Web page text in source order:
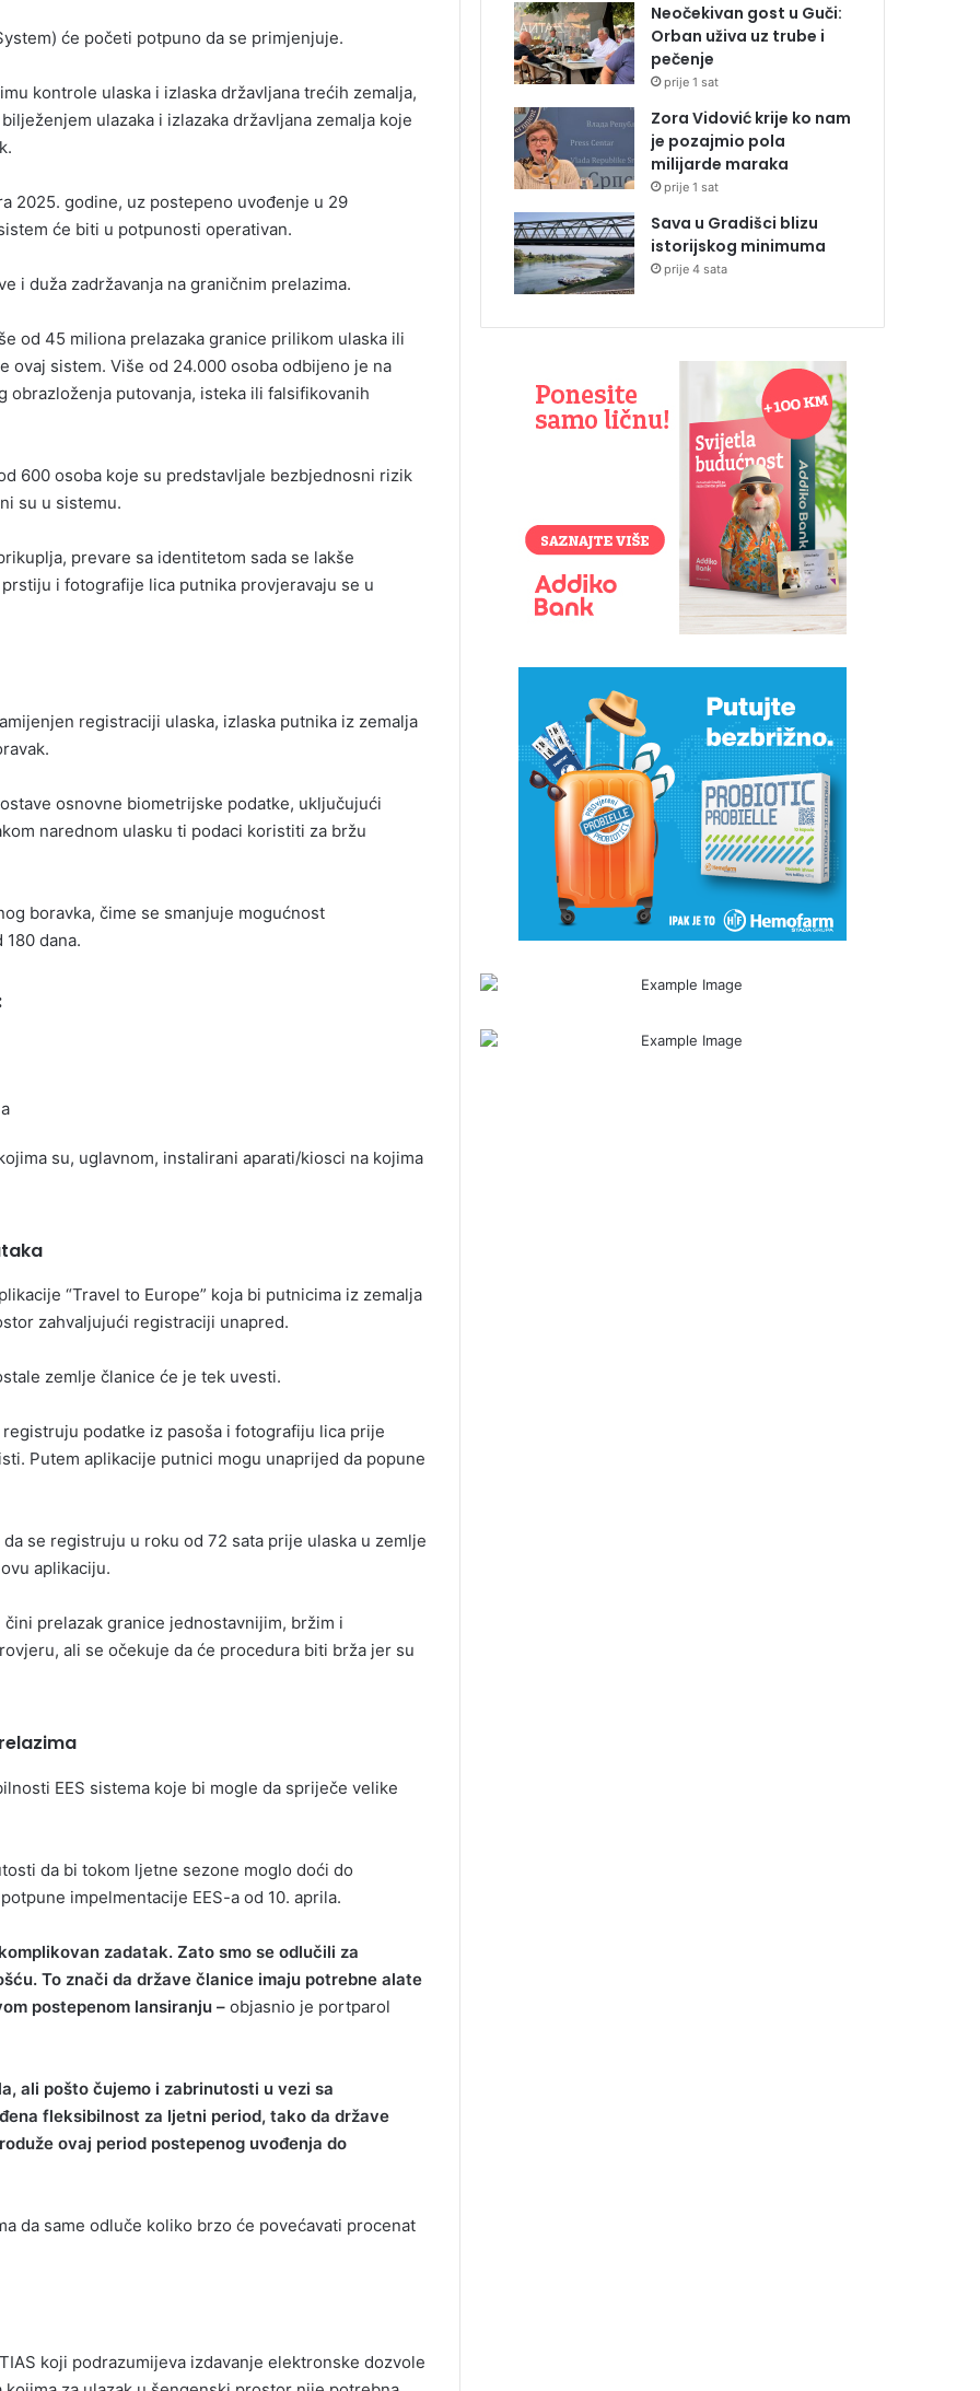
će početi potpuno da se primjenjuje.
kontrole ulaska i izlaska državljana trećih zemalja,
ulazaka i izlazaka državljana zemalja koje
2025. godine, uz postepeno uvođenje u 29
će biti u potpunosti operativan.
i duža zadržavanja na graničnim prelazima.
od 45 miliona prelazaka granice prilikom ulaska ili
ovaj sistem. Više od 24.000 osoba odbijeno je na
putovanja, isteka ili falsifikovanih
600 osoba koje su predstavljale bezbjednosni rizik
su u sistemu.
prevare sa identitetom sada se lakše
i fotografije lica putnika provjeravaju se u
registraciji ulaska, izlaska putnika iz zemalja
osnovne biometrijske podatke, uključujući
narednom ulasku ti podaci koristiti za bržu
boravka, čime se smanjuje mogućnost
dana.
su, uglavnom, instalirani aparati/kiosci na kojima
“Travel to Europe” koja bi putnicima iz zemalja
zahvaljujući registraciji unapred.
zemlje članice će je tek uvesti.
podatke iz pasoša i fotografiju lica prije
Putem aplikacije putnici mogu unaprijed da popune
se registruju u roku od 72 sata prije ulaska u zemlje
aplikaciju.
prelazak granice jednostavnijim, bržim i
ali se očekuje da će procedura biti brža jer su
EES sistema koje bi mogle da spriječe velike
da bi tokom ljetne sezone moglo doći do
impelmentacije EES-a od 10. aprila.
zadatak. Zato smo se odlučili za
To znači da države članice imaju potrebne alate
postepenom lansiranju – objasnio je portparol
ali pošto čujemo i zabrinutosti u vezi sa
fleksibilnost za ljetni period, tako da države
ovaj period postepenog uvođenja do
da same odluče koliko brzo će povećavati procenat
koji podrazumijeva izdavanje elektronske dozvole
Neočekivan gost u Guči:
Orban uživa uz trube i
pečenje
prije 1 sat
Zora Vidović krije ko nam
je pozajmio pola
milijarde maraka
prije 1 sat
Sava u Gradišci blizu
istorijskog minimuma
prije 4 sata